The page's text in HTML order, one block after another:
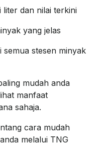
liter dan nilai terkini
yang jelas
stesen minyak
mudah anda
manfaat
sahaja.
cara mudah
melalui TNG